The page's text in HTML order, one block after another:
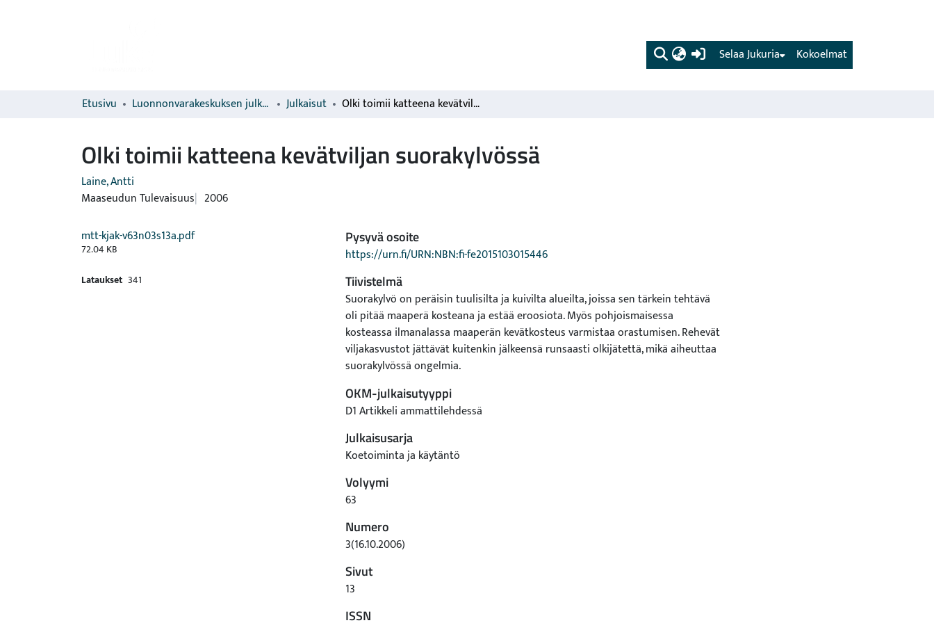
(current) Kokoelmat
Selaa Jukuria
Etusivu Luonnonvarakeskuksen julkaisut Julkaisut Olki toimii katteena kevätviljan suorakylvössä
Olki toimii katteena kevätviljan suorakylvössä
Laine, Antti
Maaseudun Tulevaisuus 2006
mtt-kjak-v63n03s13a.pdf
72.04 KB
Lataukset 341
Pysyvä osoite
https://urn.fi/URN:NBN:fi-fe2015103015446
Tiivistelmä
Suorakylvö on peräisin tuulisilta ja kuivilta alueilta, joissa sen tärkein tehtävä
oli pitää maaperä kosteana ja estää eroosiota. Myös pohjoismaisessa
kosteassa ilmanalassa maaperän kevätkosteus varmistaa orastumisen. Rehevät
viljakasvustot jättävät kuitenkin jälkeensä runsaasti olkijätettä, mikä aiheuttaa
suorakylvössä ongelmia.
OKM-julkaisutyyppi
D1 Artikkeli ammattilehdessä
Julkaisusarja
Koetoiminta ja käytäntö
Volyymi
63
Numero
3(16.10.2006)
Sivut
13
ISSN